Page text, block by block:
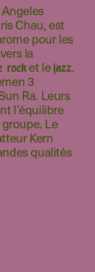
Chau, est
pour les
la
rocket lejazz.
3
Ra. Leurs
l’équilibre
Le
Kern
qualités